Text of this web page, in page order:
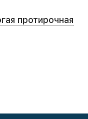
протирочная